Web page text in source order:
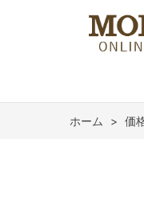
ホーム > 価